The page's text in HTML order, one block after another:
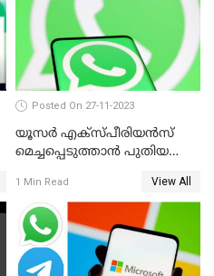
Posted On 27-11-2023
യൂസര്‍ എക്‌സ്പീരിയന്‍സ്
മെച്ചപ്പെടുത്താന്‍ പുതിയ
1 Min Read View All